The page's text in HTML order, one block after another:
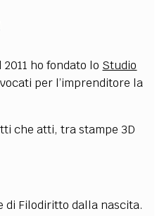
ho fondato lo Studio
per l’imprenditore la
che atti, tra stampe 3D
di Filodiritto dalla nascita.